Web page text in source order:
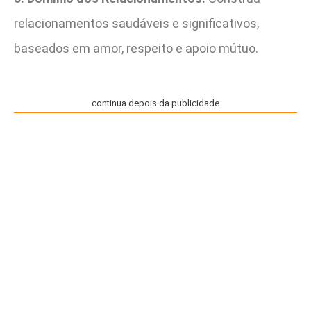
relacionamentos saudáveis e significativos,
baseados em amor, respeito e apoio mútuo.
continua depois da publicidade